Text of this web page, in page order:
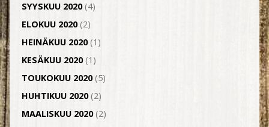
SYYSKUU 2020(4)
ELOKUU 2020(2)
HEINÄKUU 2020(1)
KESÄKUU 2020(1)
TOUKOKUU 2020(5)
HUHTIKUU 2020(2)
MAALISKUU 2020(2)